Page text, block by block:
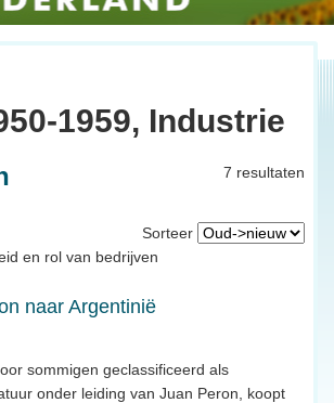
1959, Industrie
7 resultaten
Sorteer
en rol van bedrijven
naar Argentinië
sommigen geclassificeerd als
onder leiding van Juan Peron, koopt